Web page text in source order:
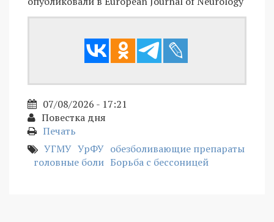
07/08/2026 - 17:21
Повестка дня
Печать
УГМУ УрФУ обезболивающие препараты
головные боли Борьба с бессоницей